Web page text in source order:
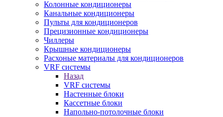
Колонные кондиционеры
Канальные кондиционеры
Пульты для кондиционеров
Прецизионные кондиционеры
Чиллеры
Крышные кондиционеры
Расхоные материалы для кондиционеров
VRF системы
Назад
VRF системы
Настенные блоки
Кассетные блоки
Напольно-потолочные блоки